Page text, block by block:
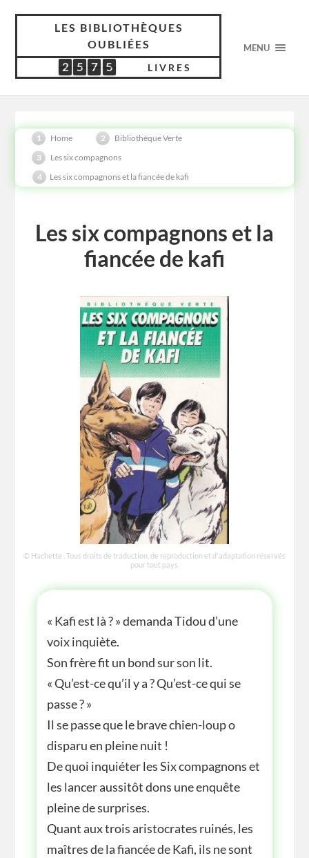
LES BIBLIOTHÈQUES
OUBLIÉES
2
5
2 5
4
5 7
1
7 5
6
5 LIVRES
MENU
Home
Bibliothèque Verte
Les six compagnons
Les six compagnons et la fiancée de kafi
Les six compagnons et la
fiancée de kafi
© Hachette . Tous droits de traduction, de reproduction et d'adaptation réservés
pour tout pays.
HISTOIRE
« Kafi est là ? » demanda Tidou d’une
voix inquiète.
Son frère fit un bond sur son lit.
« Qu’est-ce qu’il y a ? Qu’est-ce qui se
passe ? »
Il se passe que le brave chien-loup o
disparu en pleine nuit !
De quoi inquiéter les Six compagnons et
les lancer aussitôt dons une enquête
pleine de surprises.
Quant aux trois aristocrates ruinés, les
maîtres de la fiancée de Kafi, ils ne sont